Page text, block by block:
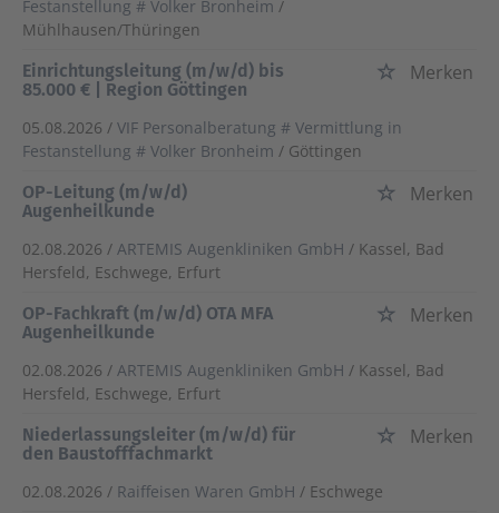
Festanstellung # Volker Bronheim /
Mühlhausen/Thüringen
Einrichtungsleitung (m/w/d) bis
85.000 € | Region Göttingen
Merken
05.08.2026 / VIF Personalberatung # Vermittlung in
Festanstellung # Volker Bronheim / Göttingen
OP-Leitung (m/w/d)
Augenheilkunde
Merken
02.08.2026 / ARTEMIS Augenkliniken GmbH / Kassel, Bad
Hersfeld, Eschwege, Erfurt
OP-Fachkraft (m/w/d) OTA MFA
Augenheilkunde
Merken
02.08.2026 / ARTEMIS Augenkliniken GmbH / Kassel, Bad
Hersfeld, Eschwege, Erfurt
Niederlassungsleiter (m/w/d) für
den Baustofffachmarkt
Merken
02.08.2026 / Raiffeisen Waren GmbH / Eschwege